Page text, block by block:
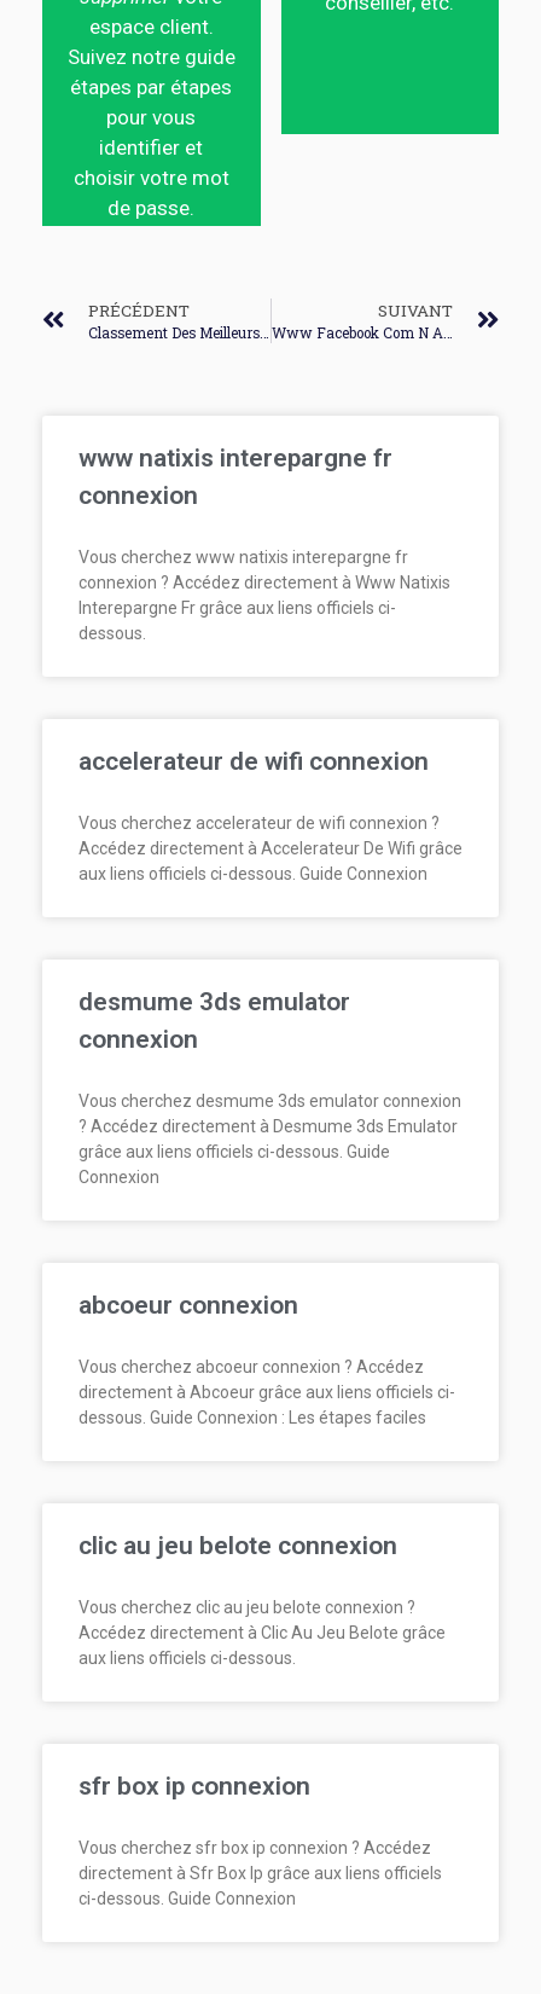
espace client.
Suivez notre guide
étapes par étapes
pour vous
identifier et
choisir votre mot
de passe.
PRÉCÉDENT SUIVANT
www natixis interepargne fr
connexion
Vous cherchez www natixis interepargne fr
connexion ? Accédez directement à Www Natixis
Interepargne Fr grâce aux liens officiels ci-
dessous.
accelerateur de wifi connexion
Vous cherchez accelerateur de wifi connexion ?
Accédez directement à Accelerateur De Wifi grâce
aux liens officiels ci-dessous. Guide Connexion
desmume 3ds emulator
connexion
Vous cherchez desmume 3ds emulator connexion
? Accédez directement à Desmume 3ds Emulator
grâce aux liens officiels ci-dessous. Guide
Connexion
abcoeur connexion
Vous cherchez abcoeur connexion ? Accédez
directement à Abcoeur grâce aux liens officiels ci-
dessous. Guide Connexion : Les étapes faciles
clic au jeu belote connexion
Vous cherchez clic au jeu belote connexion ?
Accédez directement à Clic Au Jeu Belote grâce
aux liens officiels ci-dessous.
sfr box ip connexion
Vous cherchez sfr box ip connexion ? Accédez
directement à Sfr Box Ip grâce aux liens officiels
ci-dessous. Guide Connexion